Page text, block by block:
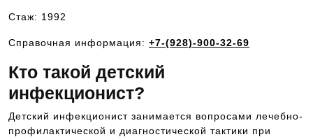
Стаж: 1992
Справочная информация: +7-(928)-900-32-69
Кто такой детский
инфекционист?
Детский инфекционист занимается вопросами лечебно-
профилактической и диагностической тактики при